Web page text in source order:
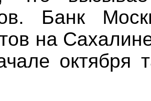
Банк
на
октября